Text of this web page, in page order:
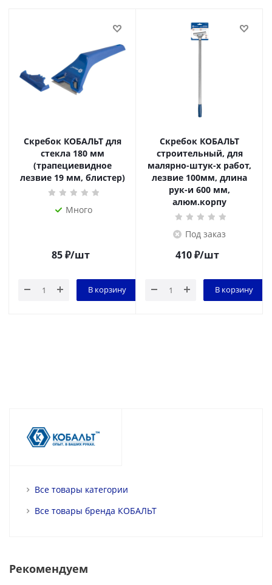
Скребок КОБАЛЬТ для
стекла 180 мм
(трапециевидное
лезвие 19 мм, блистер)
Много
85₽/шт
В корзину
Скребок КОБАЛЬТ
строительный, для
малярно-штук-х работ,
лезвие 100мм, длина
рук-и 600 мм,
алюм.корпу
Под заказ
410₽/шт
В корзину
Все товары категории
Все товары бренда КОБАЛЬТ
Рекомендуем